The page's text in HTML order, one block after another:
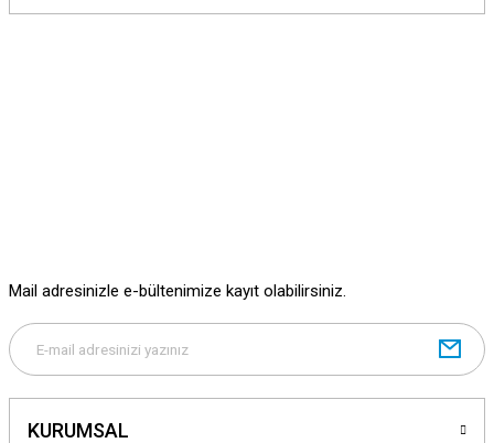
yetersiz gördüğünüz noktaları öneri formunu kullanarak tarafımıza
Gönder
Mail adresinizle e-bültenimize kayıt olabilirsiniz.
KURUMSAL